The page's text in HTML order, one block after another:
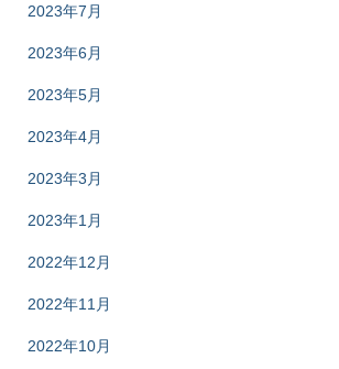
2023年7月
2023年6月
2023年5月
2023年4月
2023年3月
2023年1月
2022年12月
2022年11月
2022年10月